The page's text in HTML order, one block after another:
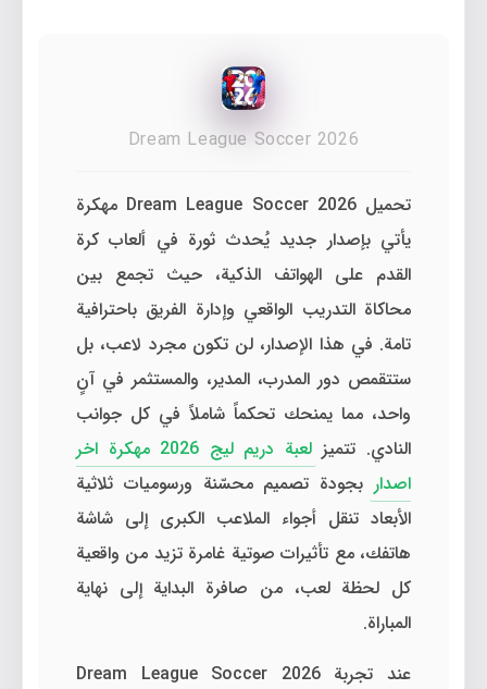
Dream League Soccer 2026
تحميل Dream League Soccer 2026 مهكرة
يأتي بإصدار جديد يُحدث ثورة في ألعاب كرة
القدم على الهواتف الذكية، حيث تجمع بين
محاكاة التدريب الواقعي وإدارة الفريق باحترافية
تامة. في هذا الإصدار، لن تكون مجرد لاعب، بل
ستتقمص دور المدرب، المدير، والمستثمر في آنٍ
واحد، مما يمنحك تحكماً شاملاً في كل جوانب
النادي. تتميز
لعبة دريم ليج 2026 مهكرة اخر
اصدار بجودة تصميم محسّنة ورسوميات ثلاثية
الأبعاد تنقل أجواء الملاعب الكبرى إلى شاشة
هاتفك، مع تأثيرات صوتية غامرة تزيد من واقعية
كل لحظة لعب، من صافرة البداية إلى نهاية
المباراة.
عند تجربة Dream League Soccer 2026